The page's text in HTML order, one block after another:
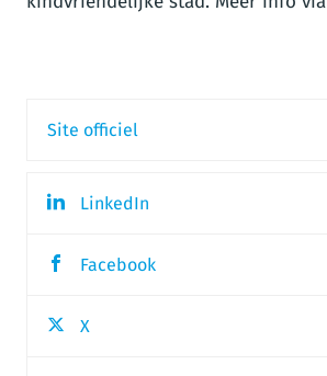
Site officiel
LinkedIn
Facebook
X